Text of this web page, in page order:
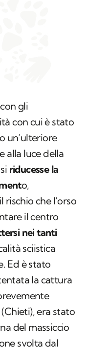
gli
con cui è stato
un’ulteriore
alla luce della
riducesse la
o,
che l’orso
il centro
nei tanti
sciistica
Ed è stato
la cattura
era stato
del massiccio
svolta dal